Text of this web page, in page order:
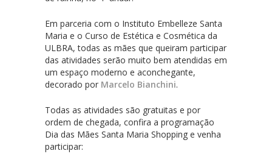
Em parceria com o Instituto Embelleze Santa
Maria e o Curso de Estética e Cosmética da
ULBRA, todas as mães que queiram participar
das atividades serão muito bem atendidas em
um espaço moderno e aconchegante,
decorado por Marcelo Bianchini.
Todas as atividades são gratuitas e por
ordem de chegada, confira a programação
Dia das Mães Santa Maria Shopping e venha
participar: